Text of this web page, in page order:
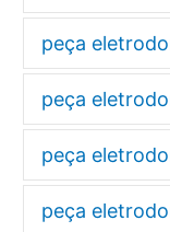
peça
peça
peça
peça